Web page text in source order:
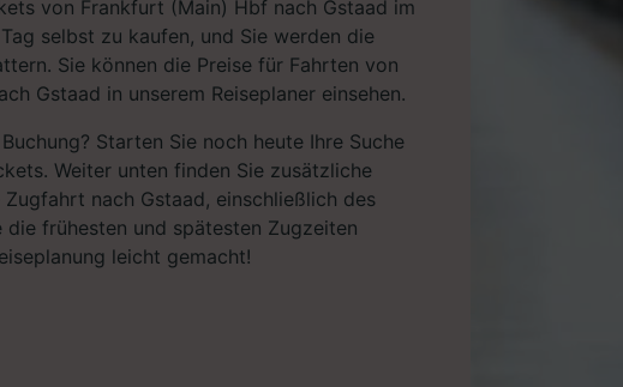
von Frankfurt (Main) Hbf nach Gstaad im
selbst zu kaufen, und Sie werden die
Sie können die Preise für Fahrten von
Gstaad in unserem Reiseplaner einsehen.
Starten Sie noch heute Ihre Suche
Weiter unten finden Sie zusätzliche
nach Gstaad, einschließlich des
die frühesten und spätesten Zugzeiten
leicht gemacht!